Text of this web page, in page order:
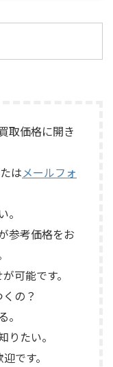
AU-D907 LIMITED
：SANSUI / 山水 / ...
大型スピーカー「C50
S7R」を出張買取さ
相談をいただいたも
Olympus専用エンクロ
にLE15Aウーファー、
シブラジエーター、
イバー、HL91ホー
ネットワークなどを組
たヴィンテージJBLの
ーシステムです。査定
右ペアの音 ...
取価格に開き
はメールフォ
参考価格をお
可能です。
の？
りたい。
です。